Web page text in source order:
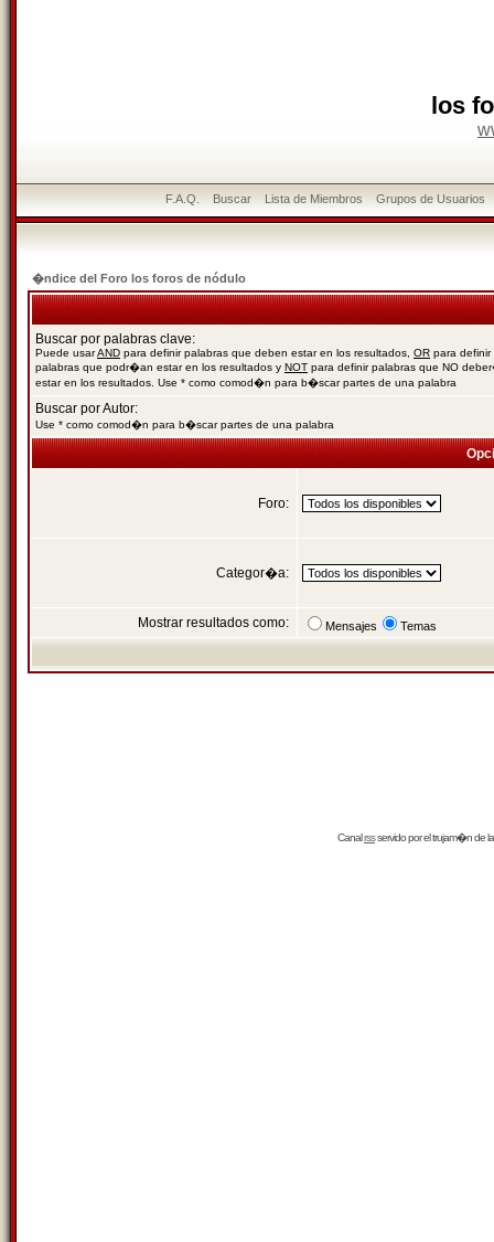
los
F.A.Q. Buscar Lista de Miembros Grupos de Usuarios
�ndice del Foro los foros de nódulo
Buscar por palabras clave:
Puede usarAND para definir palabras que deben estar en los resultados, OR para definir
palabras que podr�an estar en los resultados y NOT para definir palabras que NO
estar en los resultados. Use * como comod�n para b�scar partes de una palabra
Buscar por Autor:
Use * como comod�n para b�scar partes de una palabra
Foro:
Categor�a:
Mostrar resultados como: Mensajes Temas
Canalrssservido por eltrujam�nde